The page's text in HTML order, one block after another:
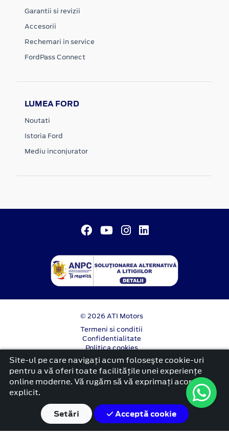
Garantii si revizii
Accesorii
Rechemari in service
FordPass Connect
LUMEA FORD
Noutati
Istoria Ford
Mediu inconjurator
© 2026 ATI Motors
Termeni si conditii
Confidentialitate
Politica cookies
Anunț începere proiect ”PNRR. Fonduri pentru
România modernă și reformată”.
platformă dezvoltată de Workleto
Site-ul pe care navigați acum foloseşte cookie-uri
pentru a vă oferi toate facilitățile unei experiențe
online moderne. Vă rugăm să vă exprimați acordul
explicit.
Setări
Acceptă cookie